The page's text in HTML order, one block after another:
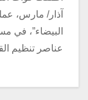
آذار/ مارس،
البيضاء”، في
عناصر تنظيم